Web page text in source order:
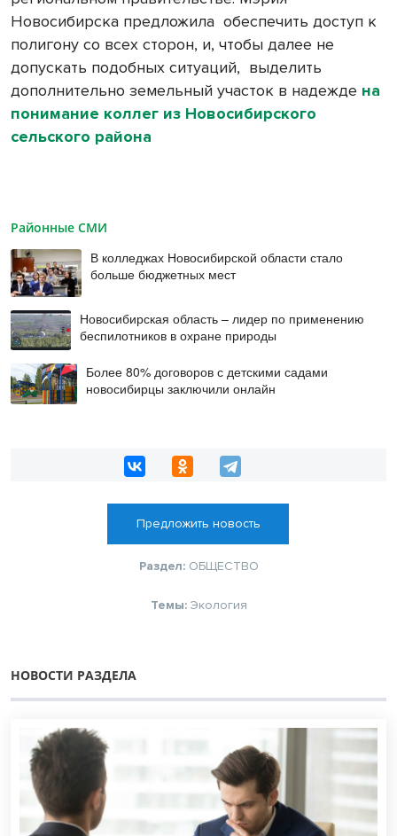
Новосибирска предложила обеспечить доступ к
полигону со всех сторон, и, чтобы далее не
допускать подобных ситуаций, выделить
дополнительно земельный участок в надежде на
понимание коллег из Новосибирского
сельского района
Районные СМИ
В колледжах Новосибирской области стало
больше бюджетных мест
Новосибирская область – лидер по применению
беспилотников в охране природы
Более 80% договоров с детскими садами
новосибирцы заключили онлайн
Предложить новость
Раздел: ОБЩЕСТВО
Темы: Экология
НОВОСТИ РАЗДЕЛА